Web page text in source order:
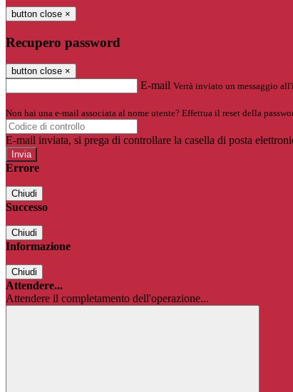
button close ×
Recupero password
button close ×
E-mail Verrà inviato un messaggio
Non hai una e-mail associata al nome utente? Effettua il reset della
E-mail inviata, si prega di controllare la casella di posta
Errore
Chiudi
Successo
Chiudi
Informazione
Chiudi
Attendere...
Attendere il completamento dell'operazione...